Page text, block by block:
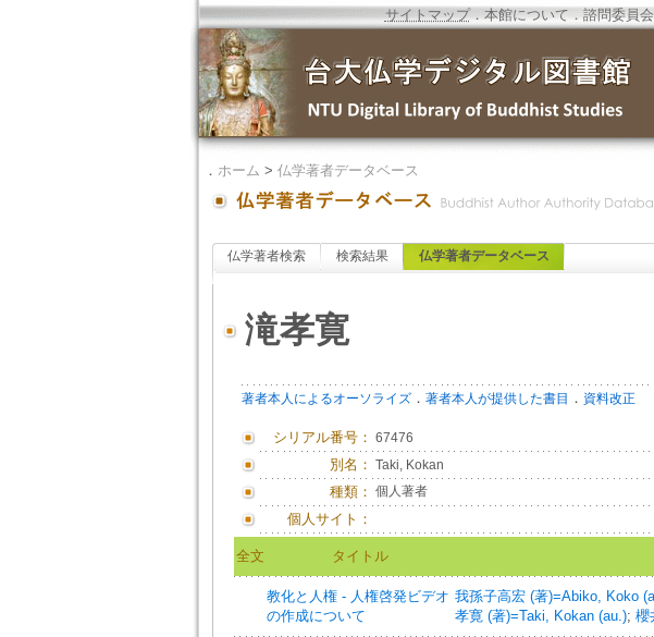
サイトマップ．本館について．諮問委員会
． ホーム > 仏学著者データベース
仏学著者検索 検索結果 仏学著者データベース
滝孝寛
著者本人によるオーソライズ． 著者本人が提供した書目 ． 資料改正
シリアル番号： 67476
別名： Taki, Kokan
種類： 個人著者
個人サイト：
全文 タイトル
教化と人権 - 人権啓発ビデオ
の作成について
我孫子高宏 (著)=Abiko, Koko
孝寛 (著)=Taki, Kokan (au.); 櫻